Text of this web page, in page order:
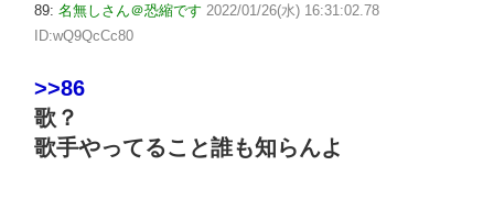
89: 名無しさん＠恐縮です 2022/01/26(水) 16:31:02.78
ID:wQ9QcCc80
>>86
歌？
歌手やってること誰も知らんよ